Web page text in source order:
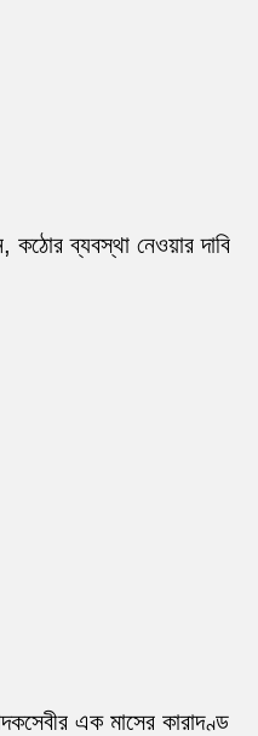
কঠোর ব্যবস্থা নেওয়ার দাবি
এক মাসের কারাদণ্ড